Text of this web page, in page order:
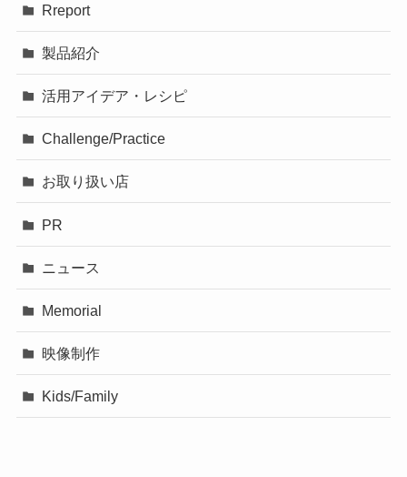
Rreport
製品紹介
活用アイデア・レシピ
Challenge/Practice
お取り扱い店
PR
ニュース
Memorial
映像制作
Kids/Family